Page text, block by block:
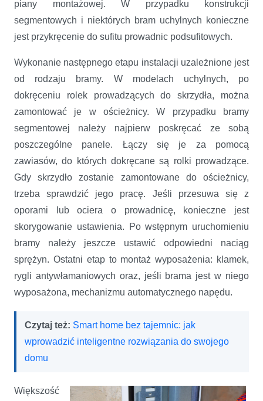
piany montażowej. W przypadku konstrukcji
segmentowych i niektórych bram uchylnych konieczne
jest przykręcenie do sufitu prowadnic podsufitowych.
Wykonanie następnego etapu instalacji uzależnione jest
od rodzaju bramy. W modelach uchylnych, po
dokręceniu rolek prowadzących do skrzydła, można
zamontować je w ościeżnicy. W przypadku bramy
segmentowej należy najpierw poskręcać ze sobą
poszczególne panele. Łączy się je za pomocą
zawiasów, do których dokręcane są rolki prowadzące.
Gdy skrzydło zostanie zamontowane do ościeżnicy,
trzeba sprawdzić jego pracę. Jeśli przesuwa się z
oporami lub ociera o prowadnicę, konieczne jest
skorygowanie ustawienia. Po wstępnym uruchomieniu
bramy należy jeszcze ustawić odpowiedni naciąg
sprężyn. Ostatni etap to montaż wyposażenia: klamek,
rygli antywłamaniowych oraz, jeśli brama jest w niego
wyposażona, mechanizmu automatycznego napędu.
Czytaj też: Smart home bez tajemnic: jak
wprowadzić inteligentne rozwiązania do swojego
domu
Większość